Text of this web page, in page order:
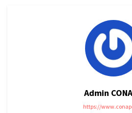
Admin
https://